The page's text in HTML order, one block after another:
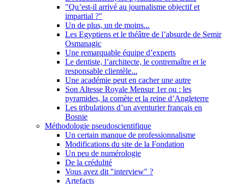
"Qu’est-il arrivé au journalisme objectif et
impartial ?"
Un de plus, un de moins...
Les Egyptiens et le théâtre de l’absurde de Semir
Osmanagic
Une remarquable équipe d’experts
Le dentiste, l’architecte, le contremaître et le
responsable clientèle...
Une académie peut en cacher une autre
Son Altesse Royale Mensur 1er ou : les
pyramides, la comète et la reine d’Angleterre
Les tribulations d’un aventurier français en
Bosnie
Méthodologie pseudoscientifique
Un certain manque de professionnalisme
Modifications du site de la Fondation
Un peu de numérologie
De la crédulité
Vous avez dit "interview" ?
Artefacts